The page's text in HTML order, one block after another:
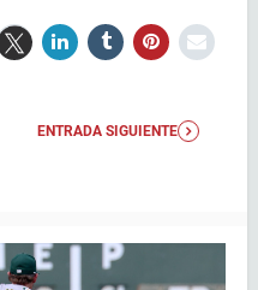
ENTRADA SIGUIENTE